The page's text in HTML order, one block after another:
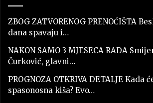
ZBOG ZATVORENOG PRENOĆIŠTA
dana spavaju i…
NAKON SAMO 3 MJESECA RADA
Čurković, glavni…
PROGNOZA OTKRIVA DETALJE Kada
spasonosna kiša? Evo…